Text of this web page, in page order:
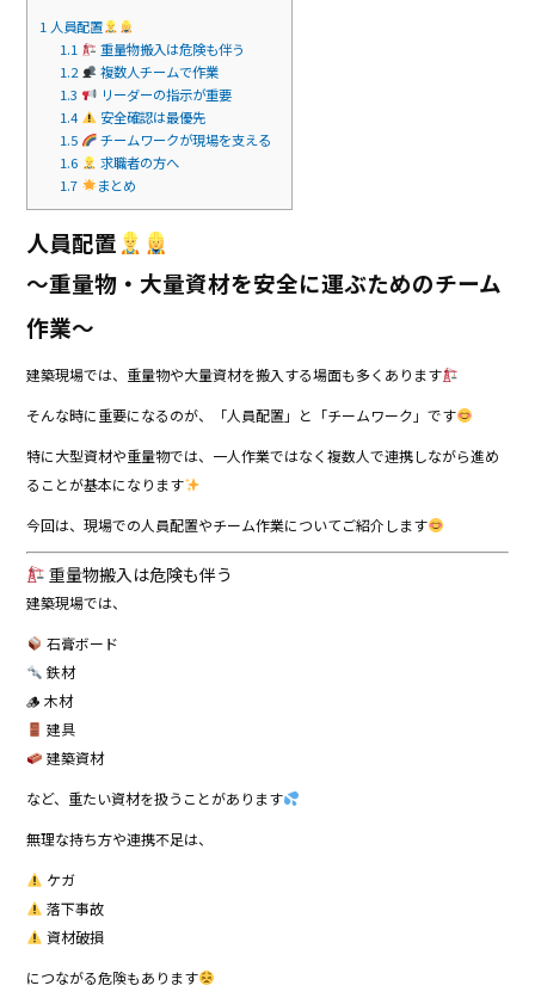
1 人員配置
1.1
重量物搬入は危険も伴う
1.2
複数人チームで作業
1.3
リーダーの指示が重要
1.4
安全確認は最優先
1.5
チームワークが現場を支える
1.6
求職者の方へ
1.7
まとめ
人員配置
～重量物・大量資材を安全に運ぶためのチーム
作業～
建築現場では、重量物や大量資材を搬入する場面も多くあります
そんな時に重要になるのが、「人員配置」と「チームワーク」です
特に大型資材や重量物では、一人作業ではなく複数人で連携しながら進め
ることが基本になります
今回は、現場での人員配置やチーム作業についてご紹介します
重量物搬入は危険も伴う
建築現場では、
石膏ボード
鉄材
🪵 木材
建具
建築資材
など、重たい資材を扱うことがあります
無理な持ち方や連携不足は、
ケガ
落下事故
資材破損
につながる危険もあります